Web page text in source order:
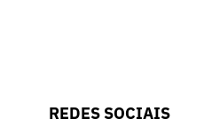
REDES SOCIAIS